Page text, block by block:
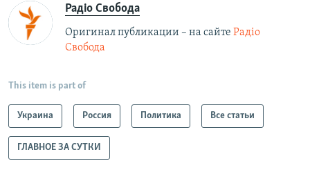
Радіо Свобода
Оригинал публикации – на сайте Радіо
Свобода
This item is part of
Украина Россия Политика Все статьи
ГЛАВНОЕ ЗА СУТКИ